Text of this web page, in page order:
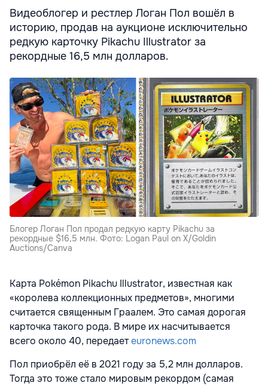
Видеоблогер и рестлер Логан Пол вошёл в
историю, продав на аукционе исключительно
редкую карточку Pikachu Illustrator за
рекордные 16,5 млн долларов.
Блогер Логан Пол продал редкую карту Pikachu за
рекордные $16,5 млн. Фото: Logan Paul on X/Goldin
Auctions/Canva
Карта Pokémon Pikachu Illustrator, известная как
«королева коллекционных предметов», многими
считается священным Граалем. Это самая дорогая
карточка такого рода. В мире их насчитывается
всего около 40, передаетeuronews.com
Пол приобрёл её в 2021 году за 5,2 млн долларов.
Тогда это тоже стало мировым рекордом (самая